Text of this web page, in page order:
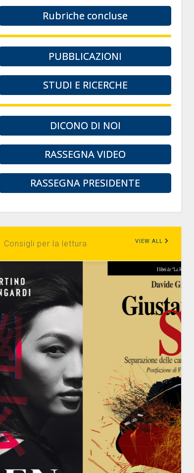
Rubriche concluse
PUBBLICAZIONI
STUDI E RICERCHE
DICONO DI NOI
RASSEGNA VIDEO
RASSEGNA PRESIDENTE
Consigli per la lettura VIEW ALL